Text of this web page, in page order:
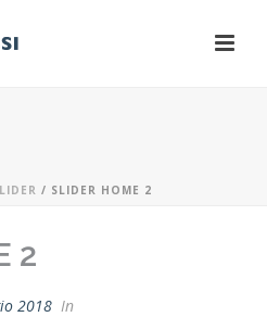
/ SLIDER HOME 2
2
2018 In